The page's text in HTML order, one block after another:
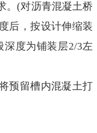
。(对沥青混凝土桥
后，按设计伸缩装
度为铺装层2/3左
预留槽内混凝土打